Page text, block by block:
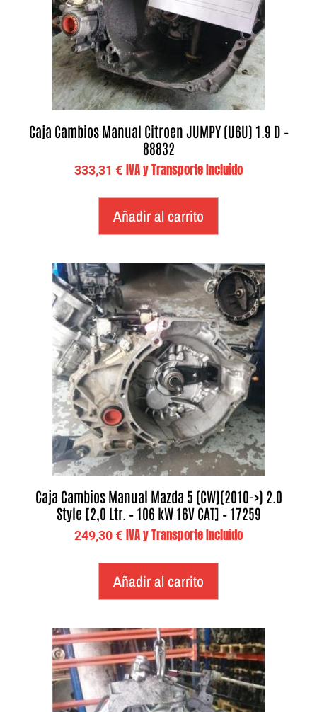
Caja Cambios Manual Citroen JUMPY (U6U) 1.9 D –
88832
333,31 € IVA y Transporte Incluido
Añadir al carrito
Caja Cambios Manual Mazda 5 (CW)(2010->) 2.0
Style [2,0 Ltr. – 106 kW 16V CAT] – 17259
249,30€ IVA y Transporte Incluido
Añadir al carrito